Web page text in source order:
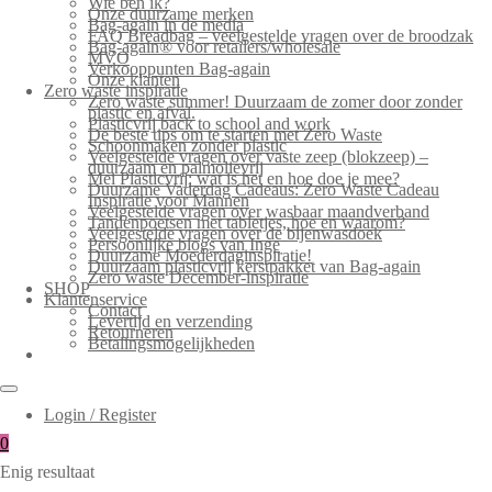
Onze duurzame merken
Bag-again in de media
FAQ Breadbag – veelgestelde vragen over de broodzak
Bag-again® voor retailers/wholesale
MVO
Verkooppunten Bag-again
Onze klanten
Zero waste inspiratie
Zero waste summer! Duurzaam de zomer door zonder
plastic en afval.
Plasticvrij back to school and work
De beste tips om te starten met Zero Waste
Schoonmaken zonder plastic
Veelgestelde vragen over vaste zeep (blokzeep) –
duurzaam en palmolievrij
Mei Plasticvrij: wat is het en hoe doe je mee?
Duurzame Vaderdag Cadeaus: Zero Waste Cadeau
Inspiratie voor Mannen
Veelgestelde vragen over wasbaar maandverband
Tandenpoetsen met tabletjes, hoe en waarom?
Veelgestelde vragen over de bijenwasdoek
Persoonlijke blogs van Inge
Duurzame Moederdaginspiratie!
Duurzaam plasticvrij kerstpakket van Bag-again
Zero waste December-inspiratie
SHOP
Klantenservice
Contact
Levertijd en verzending
Retourneren
Betalingsmogelijkheden
Login / Register
0
Enig resultaat